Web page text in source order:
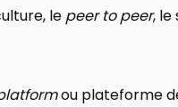
le peer to peer, le
ou plateforme